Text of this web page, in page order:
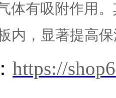
体有吸附作用
内，显著提高
https://